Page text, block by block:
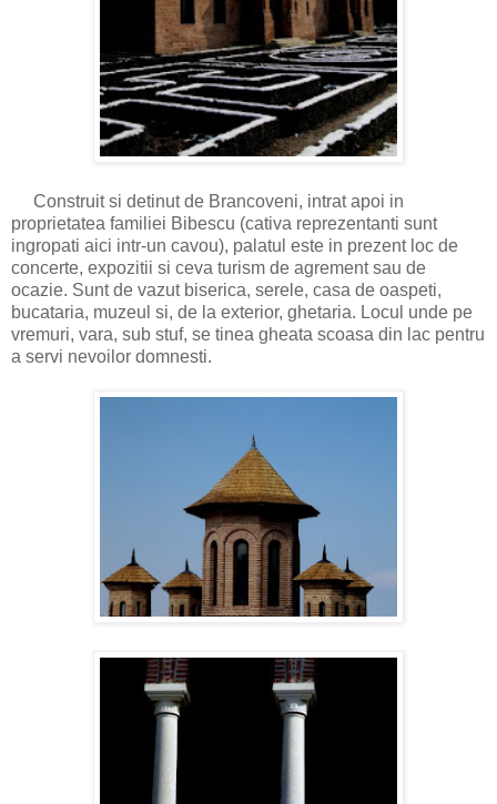
Construit si detinut de Brancoveni, intrat apoi in
proprietatea familiei Bibescu (cativa reprezentanti sunt
ingropati aici intr-un cavou), palatul este in prezent loc de
concerte, expozitii si ceva turism de agrement sau de
ocazie. Sunt de vazut biserica, serele, casa de oaspeti,
bucataria, muzeul si, de la exterior, ghetaria. Locul unde pe
vremuri, vara, sub stuf, se tinea gheata scoasa din lac pentru
a servi nevoilor domnesti.